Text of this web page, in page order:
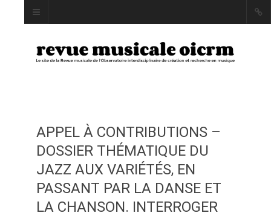
INDEX
AUTEUR·RICE·S
MOTS CLÉS
APPEL À CONTRIBUTIONS –
DOSSIER THÉMATIQUE DU
JAZZ AUX VARIÉTÉS, EN
PASSANT PAR LA DANSE ET
LA CHANSON. INTERROGER